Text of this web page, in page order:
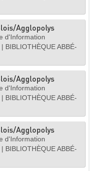
Agglopolys
d'Information
| BIBLIOTHÈQUE ABBÉ-
Agglopolys
d'Information
| BIBLIOTHÈQUE ABBÉ-
Agglopolys
d'Information
| BIBLIOTHÈQUE ABBÉ-